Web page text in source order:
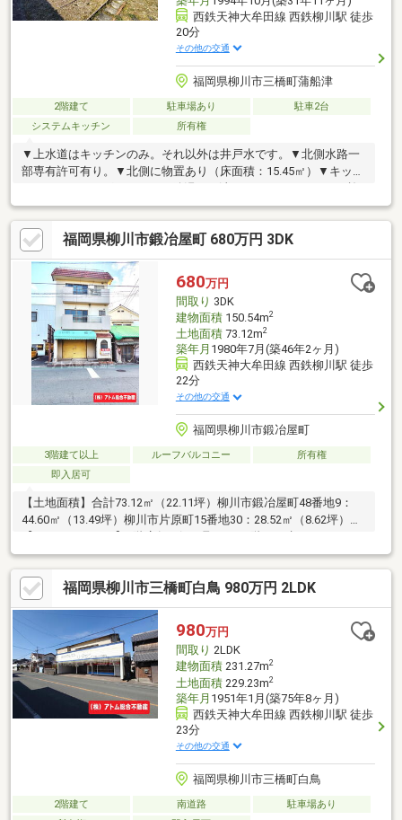
西鉄天神大牟田線 西鉄柳川駅 徒歩
20分
その他の交通
福岡県柳川市三橋町蒲船津
2階建て 駐車場あり
駐車2台
システムキッチン
所有権
▼上水道はキッチンのみ。それ以外は井戸水です。▼北側水路一
部専有許可有り。▼北側に物置あり（床面積：15.45㎡）▼キッチ
工の軽量鉄骨造のお家です。玄関は親子ドアで広め。ガラススリ
ット入りのドアは、日中明るく、夜は外へ漏れる内玄関の灯りが
温かく、家族や来客を迎え入れてくれます。大きめの収納やニッ
チも素敵な玄関♪キッチンの収納は十分に有り、IHクッキングヒー
ターでお料理後のお手入れも楽です！広めの洗面・浴室も快適♪2
間続きの和室に広縁は落ち着いた雰囲気で、人が集まる時も使え
ますね。
福岡県柳川市鍛冶屋町 680万円 3DK
680万円
間取り 3DK
建物面積150.54m2
土地面積73.12m2
築年月 1980年7月(築46年2ヶ月)
西鉄天神大牟田線 西鉄柳川駅 徒歩
22分
その他の交通
福岡県柳川市鍛冶屋町
3階建て以上 ルーフバルコニー
所有権
即入居可
【土地面積】合計73.12㎡（22.11坪）柳川市鍛冶屋町48番地9：
44.60㎡（13.49坪）柳川市片原町15番地30：28.52㎡（8.62坪）
福岡県柳川市三橋町白鳥 980万円 2LDK
980万円
間取り 2LDK
建物面積231.27m2
土地面積229.23m2
築年月 1951年1月(築75年8ヶ月)
西鉄天神大牟田線 西鉄柳川駅 徒歩
23分
その他の交通
福岡県柳川市三橋町白鳥
2階建て 南道路
駐車場あり